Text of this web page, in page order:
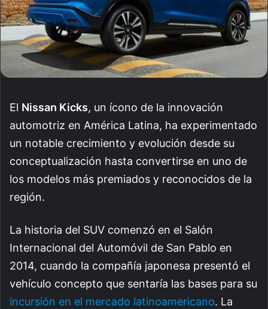
El Nissan Kicks, un ícono de la innovación
automotriz en América Latina, ha experimentado
un notable crecimiento y evolución desde su
conceptualización hasta convertirse en uno de
los modelos más premiados y reconocidos de la
región.
La historia del SUV comenzó en el Salón
Internacional del Automóvil de San Pablo en
2014, cuando la compañía japonesa presentó el
vehículo concepto que sentaría las bases para su
incursión en el mercado latinoamericano. La